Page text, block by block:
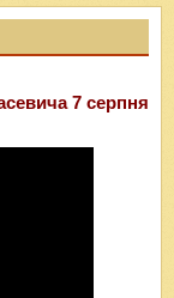
7 серпня